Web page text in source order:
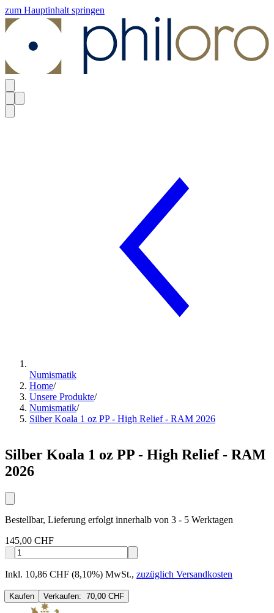
zum Hauptinhalt springen
Numismatik
Home/
Unsere Produkte/
Numismatik/
Silber Koala 1 oz PP - High Relief - RAM 2026
Silber Koala 1 oz PP - High Relief - RAM
2026
Bestellbar, Lieferung erfolgt innerhalb von 3 - 5 Werktagen
145,00 CHF
Inkl. 10,86 CHF (8,10%) MwSt., zuzüglich Versandkosten
Kaufen Verkaufen: 70,00 CHF